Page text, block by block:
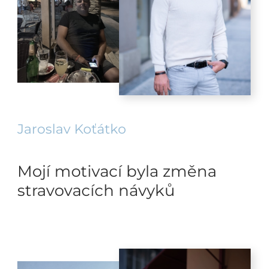
Jaroslav Koťátko
Mojí motivací byla změna
stravovacích návyků